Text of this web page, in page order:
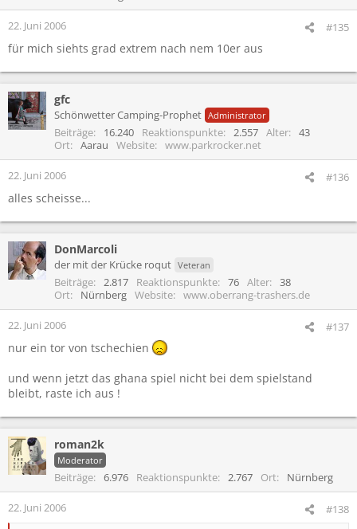
22. Juni 2006 #135
für mich siehts grad extrem nach nem 10er aus
gfc
Schönwetter Camping-Prophet Administrator
Beiträge 16.240 Reaktionspunkte 2.557 Alter
43
Ort
Aarau Website www.parkrocker.net
22. Juni 2006 #136
alles scheisse...
DonMarcoli
der mit der Krücke roqut Veteran
Beiträge 2.817 Reaktionspunkte 76 Alter
38
Ort
Nürnberg Website www.oberrang-trashers.de
22. Juni 2006 #137
nur ein tor von tschechien
und wenn jetzt das ghana spiel nicht bei dem spielstand
bleibt, raste ich aus !
roman2k
Moderator
Beiträge 6.976 Reaktionspunkte 2.767 Ort Nürnberg
22. Juni 2006 #138